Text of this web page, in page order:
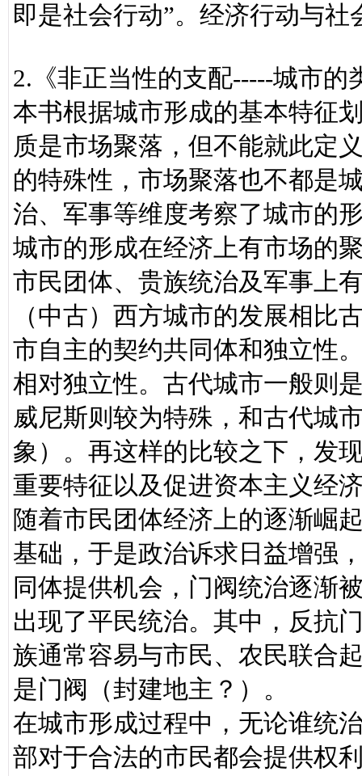
即是社会行动”。经济行动与社
2.《非正当性的支配-----城市
本书根据城市形成的基本特征
质是市场聚落，但不能就此定
的特殊性，市场聚落也不都是
治、军事等维度考察了城市的
城市的形成在经济上有市场的
市民团体、贵族统治及军事上
（中古）西方城市的发展相比
市自主的契约共同体和独立性
相对独立性。古代城市一般则
威尼斯则较为特殊，和古代城
象）。再这样的比较之下，发
重要特征以及促进资本主义经
随着市民团体经济上的逐渐崛
基础，于是政治诉求日益增强
同体提供机会，门阀统治逐渐
出现了平民统治。其中，反抗
族通常容易与市民、农民联合
是门阀（封建地主？）。
在城市形成过程中，无论谁统
部对于合法的市民都会提供权